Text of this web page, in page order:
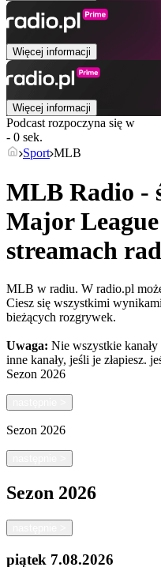
Więcej informacji
Więcej informacji
Podcast rozpoczyna się w
- 0 sek.
Sport MLB
MLB Radio -
Major
streamach
MLB w radiu. W radio.pl
Ciesz się wszystkimi
bieżących rozgrywek.
Uwaga: Nie wszystkie
inne kanały, jeśli je złapiesz.
Sezon 2026
Sezon 2026
Sezon 2026
piątek 7.08.2026